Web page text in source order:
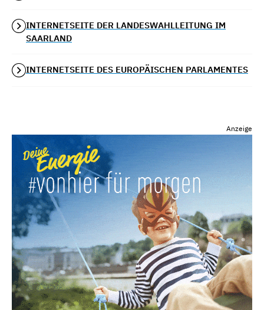
INTERNETSEITE DER LANDESWAHLLEITUNG IM
SAARLAND
INTERNETSEITE DES EUROPÄISCHEN PARLAMENTES
Anzeige